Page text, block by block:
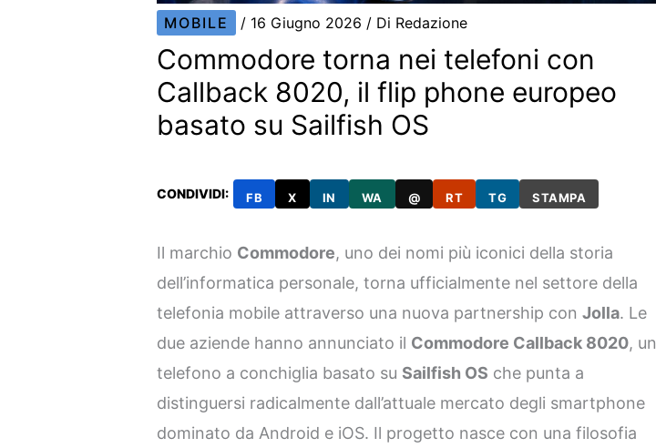
MOBILE / 16 Giugno 2026 / Di Redazione
Commodore torna nei telefoni con
Callback 8020, il flip phone europeo
basato su Sailfish OS
CONDIVIDI: FB X IN WA @ RT TG STAMPA
Il marchio Commodore, uno dei nomi più iconici della storia
dell’informatica personale, torna ufficialmente nel settore della
telefonia mobile attraverso una nuova partnership conJolla. Le
due aziende hanno annunciato il Commodore Callback 8020, un
telefono a conchiglia basato su Sailfish OS che punta a
distinguersi radicalmente dall’attuale mercato degli smartphone
dominato da Android e iOS. Il progetto nasce con una filosofia